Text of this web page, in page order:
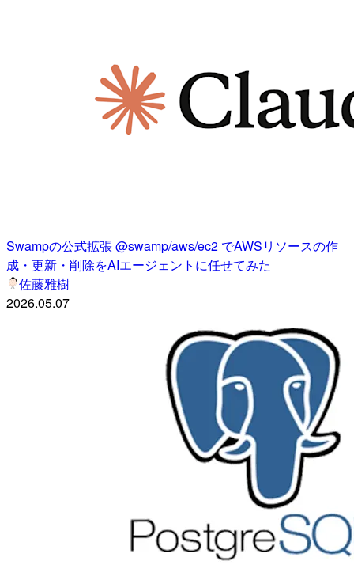
Swampの公式拡張 @swamp/aws/ec2 でAWSリソースの作
成・更新・削除をAIエージェントに任せてみた
佐藤雅樹
2026.05.07